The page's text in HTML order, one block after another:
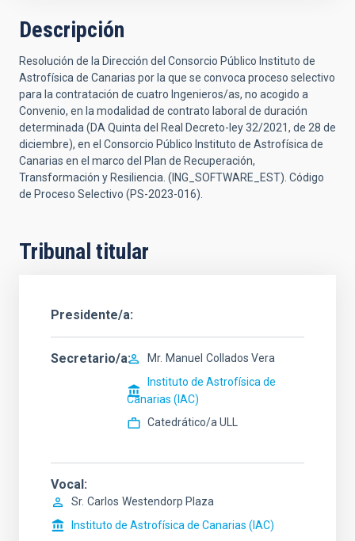
Descripción
Resolución de la Dirección del Consorcio Público Instituto de
Astrofísica de Canarias por la que se convoca proceso selectivo
para la contratación de cuatro Ingenieros/as, no acogido a
Convenio, en la modalidad de contrato laboral de duración
determinada (DA Quinta del Real Decreto-ley 32/2021, de 28 de
diciembre), en el Consorcio Público Instituto de Astrofísica de
Canarias en el marco del Plan de Recuperación,
Transformación y Resiliencia. (ING_SOFTWARE_EST). Código
de Proceso Selectivo (PS-2023-016).
Tribunal titular
Presidente/a
Secretario/a Mr. Manuel Collados Vera
Instituto de Astrofísica de
Canarias (IAC)
Catedrático/a ULL
Vocal
Sr. Carlos Westendorp Plaza
Instituto de Astrofísica de Canarias (IAC)